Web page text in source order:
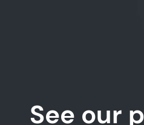
See our